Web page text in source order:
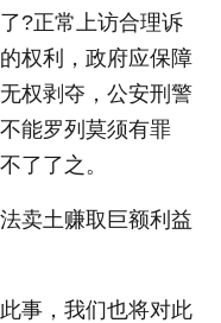
?正常上访合理诉
权利，政府应保障
权剥夺，公安刑警
能罗列莫须有罪
了了之。
卖土赚取巨额利益
事，我们也将对此